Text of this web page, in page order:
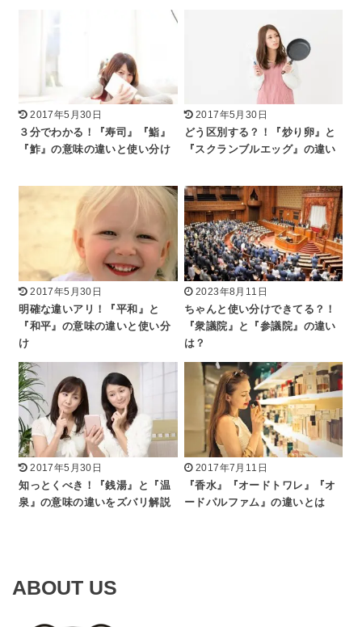
2017年5月30日
３分でわかる！『寿司』『鮨』
『鮓』の意味の違いと使い分け
2017年5月30日
どう区別する？！『炒り卵』と
『スクランブルエッグ』の違い
2017年5月30日
明確な違いアリ！『平和』と
『和平』の意味の違いと使い分
け
2023年8月11日
ちゃんと使い分けできてる？！
『衆議院』と『参議院』の違い
は？
2017年5月30日
知っとくべき！『銭湯』と『温
泉』の意味の違いをズバリ解説
2017年7月11日
『香水』『オードトワレ』『オ
ードパルファム』の違いとは
ABOUT US